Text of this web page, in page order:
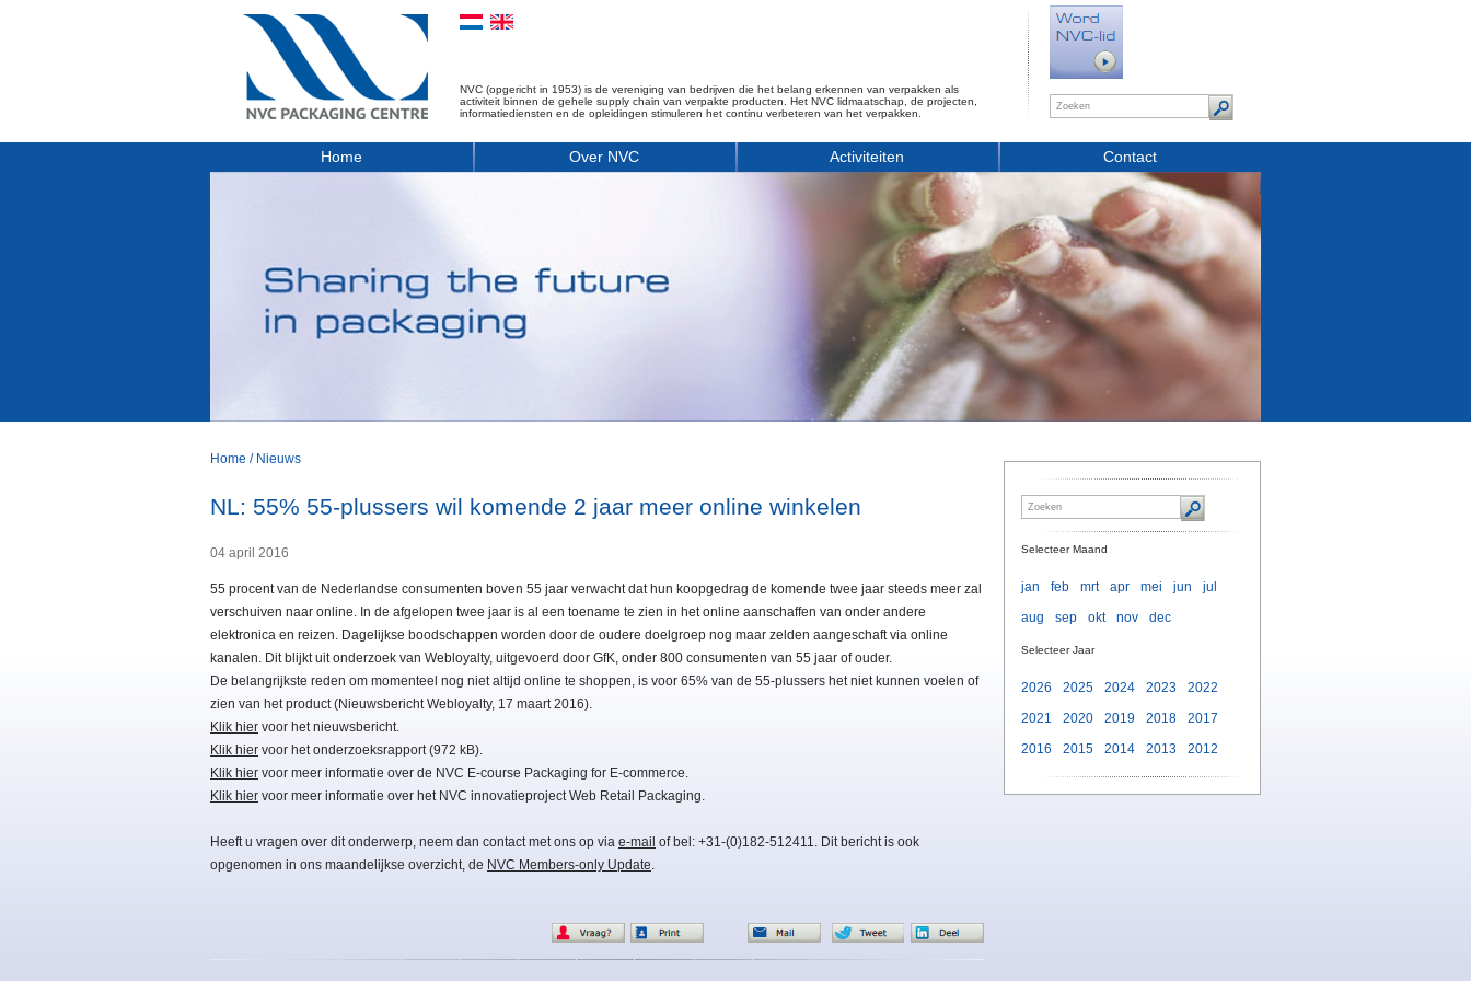
NVC (opgericht in 1953) is de vereniging van bedrijven die het belang erkennen van verpakken als
activiteit binnen de gehele supply chain van verpakte producten. Het NVC lidmaatschap, de projecten,
informatiediensten en de opleidingen stimuleren het continu verbeteren van het verpakken.
Home Over NVC Activiteiten Contact
Home / Nieuws
NL: 55% 55-plussers wil komende 2 jaar meer online winkelen
04 april 2016
55 procent van de Nederlandse consumenten boven 55 jaar verwacht dat hun koopgedrag de komende twee jaar steeds meer zal
verschuiven naar online. In de afgelopen twee jaar is al een toename te zien in het online aanschaffen van onder andere
elektronica en reizen. Dagelijkse boodschappen worden door de oudere doelgroep nog maar zelden aangeschaft via online
kanalen. Dit blijkt uit onderzoek van Webloyalty, uitgevoerd door GfK, onder 800 consumenten van 55 jaar of ouder.
De belangrijkste reden om momenteel nog niet altijd online te shoppen, is voor 65% van de 55-plussers het niet kunnen voelen of
zien van het product (Nieuwsbericht Webloyalty, 17 maart 2016).
Klik hier voor het nieuwsbericht.
Klik hier voor het onderzoeksrapport (972 kB).
Klik hier voor meer informatie over de NVC E-course Packaging for E-commerce.
Klik hier voor meer informatie over het NVC innovatieproject Web Retail Packaging.
Heeft u vragen over dit onderwerp, neem dan contact met ons op via e-mail of bel: +31-(0)182-512411. Dit bericht is ook
opgenomen in ons maandelijkse overzicht, de NVC Members-only Update.
Selecteer Maand
jan feb mrt apr mei jun
jul
aug
sep okt nov dec
Selecteer Jaar
2026 2025 2024 2023
2022
2021
2020 2019 2018
2017
2016
2015 2014 2013 2012